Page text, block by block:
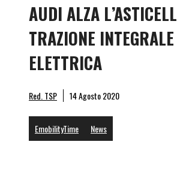
AUDI ALZA
TRAZIONE
ELETTRICA
Red. TSP 14 Agosto 2020
EmobilityTime News